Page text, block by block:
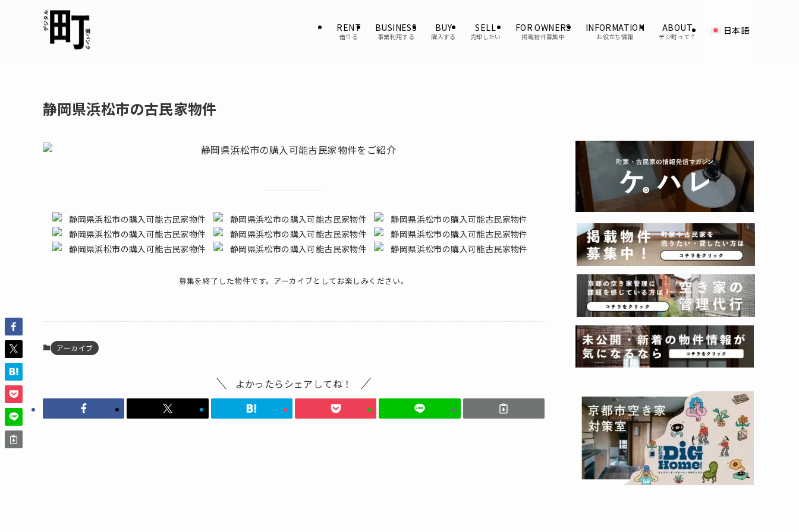
RENT
借りる
BUSINESS
事業利用する
BUY
購入する
SELL
売却したい
FOR OWNERS
掲載物件募集中
INFORMATION
お役立ち情報
ABOUT
デジ町って？
日本語
静岡県浜松市の古民家物件
募集を終了した物件です。アーカイブとしてお楽しみください。
アーカイブ
よかったらシェアしてね！